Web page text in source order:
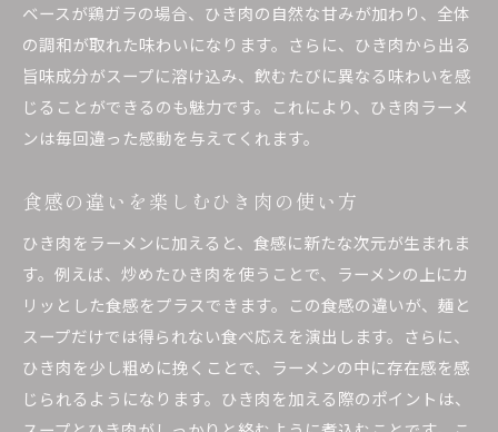
ベースが鶏ガラの場合、ひき肉の自然な甘みが加わり、全体
の調和が取れた味わいになります。さらに、ひき肉から出る
旨味成分がスープに溶け込み、飲むたびに異なる味わいを感
じることができるのも魅力です。これにより、ひき肉ラーメ
ンは毎回違った感動を与えてくれます。
食感の違いを楽しむひき肉の使い方
ひき肉をラーメンに加えると、食感に新たな次元が生まれま
す。例えば、炒めたひき肉を使うことで、ラーメンの上にカ
リッとした食感をプラスできます。この食感の違いが、麺と
スープだけでは得られない食べ応えを演出します。さらに、
ひき肉を少し粗めに挽くことで、ラーメンの中に存在感を感
じられるようになります。ひき肉を加える際のポイントは、